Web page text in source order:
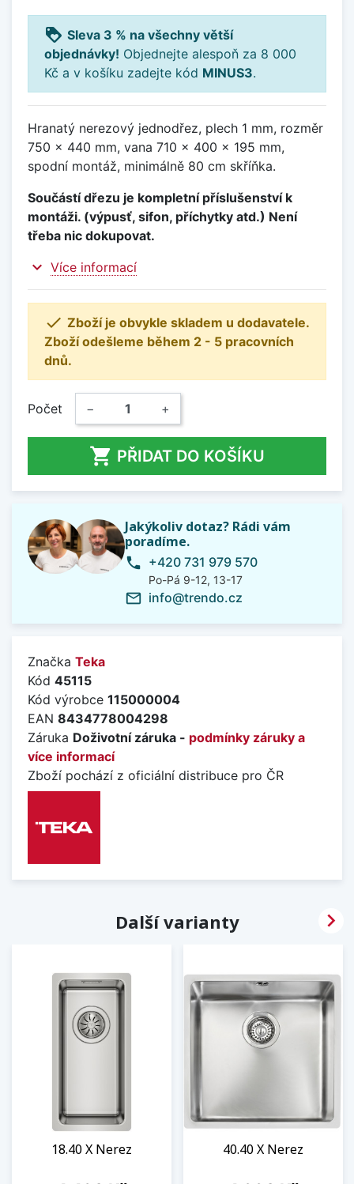
loyalty Sleva 3 % na všechny větší
objednávky! Objednejte alespoň za 8 000
Kč a v košíku zadejte kód MINUS3.
Hranatý nerezový jednodřez, plech 1 mm, rozměr
750 x 440 mm, vana 710 x 400 x 195 mm,
spodní montáž, minimálně 80 cm skříňka.
Součástí dřezu je kompletní příslušenství k
montáži. (výpusť, sifon, příchytky atd.) Není
třeba nic dokupovat.
expand_more Více informací
 Zboží je obvykle skladem u dodavatele.
Zboží odešleme během 2 - 5 pracovních
dnů.
Počet − +
 PŘIDAT DO KOŠÍKU
Jakýkoliv dotaz? Rádi vám
poradíme.
phone +420 731 979 570
Po-Pá 9-12, 13-17
mail_outline info@trendo.cz
Značka Teka
Kód 45115
Kód výrobce 115000004
EAN 8434778004298
Záruka Doživotní záruka - podmínky záruky a
více informací
Zboží pochází z oficiální distribuce pro ČR
Další varianty
18.40 X Nerez 40.40 X Nerez
